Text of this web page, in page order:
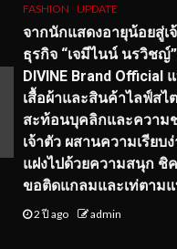
FASHION UPDATE
จากนักแสดงอายุน้อยสู่เ
ธุรกิจ “เจมีไนน์ นรวิชญ์
DIVINE Brand Official
เสื้อผ้าและสินค้าไลฟ์สไ
สะท้อนบุคลิกและความ
เจ้าตัว ผสานความเรียบ
แฝงไปด้วยความสนุก ชิ
ขอติดแกลมและเท่ตาม
2 ปี ago admin